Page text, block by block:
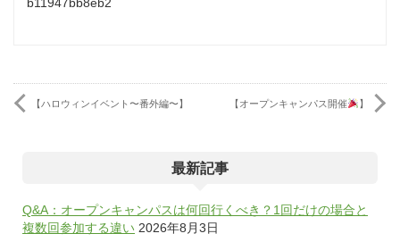
【ハロウィンイベント〜番外編〜】 【オープンキャンパス開催 】
最新記事
Q&A：オープンキャンパスは何回行くべき？1回だけの場合と
複数回参加する違い 2026年8月3日